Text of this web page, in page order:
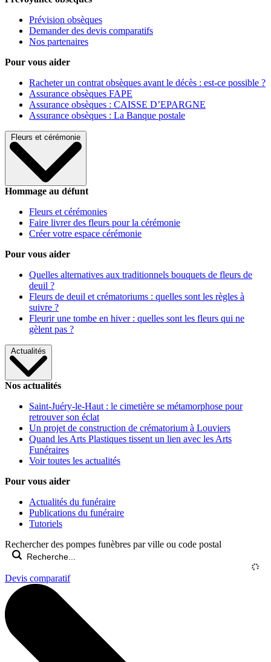
Prévision obsèques
Demander des devis comparatifs
Nos partenaires
Pour vous aider
Racheter un contrat obsèques avant le décès : est-ce possible ?
Assurance obsèques FAPE
Assurance obsèques : CAISSE D’EPARGNE
Assurance obsèques : La Banque postale
Fleurs et cérémonie
Hommage au défunt
Fleurs et cérémonies
Faire livrer des fleurs pour la cérémonie
Créer votre espace cérémonie
Pour vous aider
Quelles alternatives aux traditionnels bouquets de fleurs de
deuil ?
Fleurs de deuil et crématoriums : quelles sont les règles à
suivre ?
Fleurir une tombe en hiver : quelles sont les fleurs qui ne
gèlent pas ?
Actualités
Nos actualités
Saint-Juéry-le-Haut : le cimetière se métamorphose pour
retrouver son éclat
Un projet de construction de crématorium à Louviers
Quand les Arts Plastiques tissent un lien avec les Arts
Funéraires
Voir toutes les actualités
Pour vous aider
Actualités du funéraire
Publications du funéraire
Tutoriels
Rechercher des pompes funèbres par ville ou code postal
Devis comparatif